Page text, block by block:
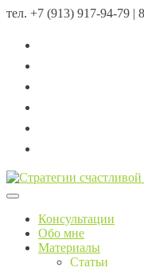
тел. +7 (913) 917-94-79 |
Menu
Консультации
Обо мне
Материалы
Статьи